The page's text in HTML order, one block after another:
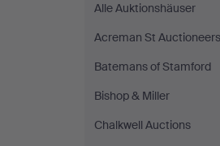
Alle Auktionshäuser
Acreman St
Batemans of Stamford
Bishop & Miller
Chalkwell Auctions